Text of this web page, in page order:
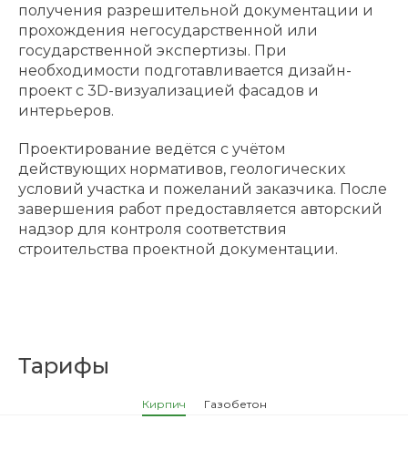
получения разрешительной документации и
прохождения негосударственной или
государственной экспертизы. При
необходимости подготавливается дизайн-
проект с 3D-визуализацией фасадов и
интерьеров.
Проектирование ведётся с учётом
действующих нормативов, геологических
условий участка и пожеланий заказчика. После
завершения работ предоставляется авторский
надзор для контроля соответствия
строительства проектной документации.
Тарифы
Кирпич Газобетон